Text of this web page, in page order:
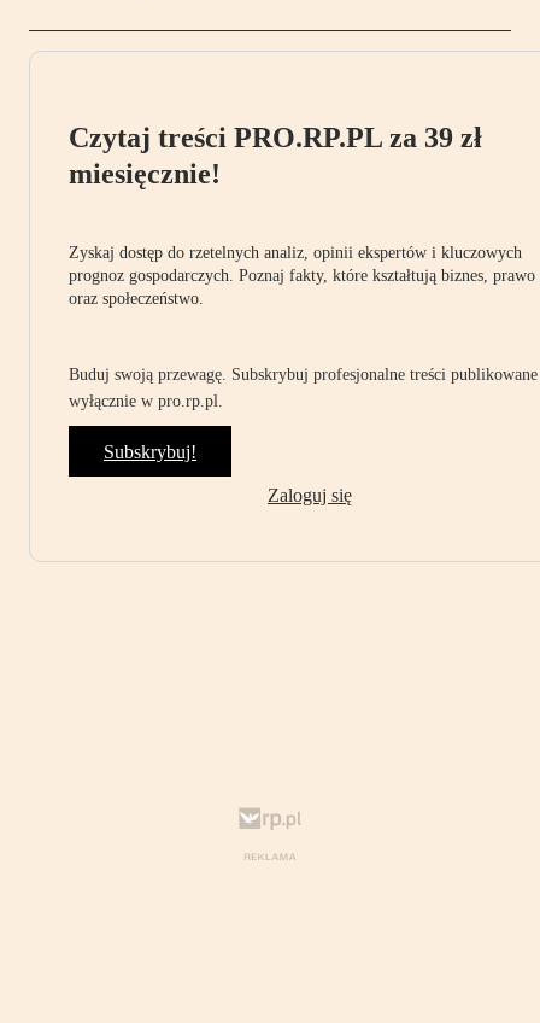
Czytaj treści PRO.RP.PL za 39 zł
miesięcznie!
Zyskaj dostęp do rzetelnych analiz, opinii ekspertów i kluczowych
prognoz gospodarczych. Poznaj fakty, które kształtują biznes, prawo
oraz społeczeństwo.
Buduj swoją przewagę. Subskrybuj profesjonalne treści publikowane
wyłącznie w pro.rp.pl.
Subskrybuj!
Zaloguj się